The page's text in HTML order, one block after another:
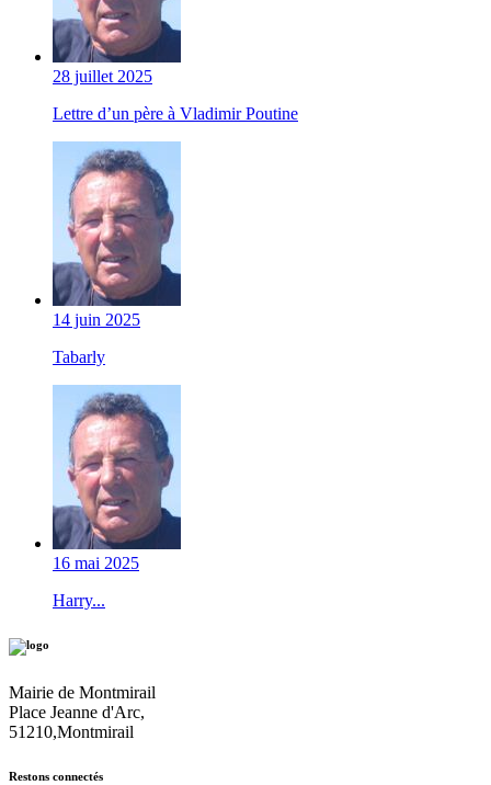
28 juillet 2025
Lettre d’un père à Vladimir Poutine
14 juin 2025
Tabarly
16 mai 2025
Harry...
Mairie de Montmirail
Place Jeanne d'Arc,
51210,Montmirail
Restons connectés